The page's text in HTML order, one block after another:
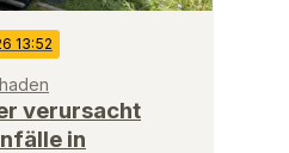
13:52
verursacht
in